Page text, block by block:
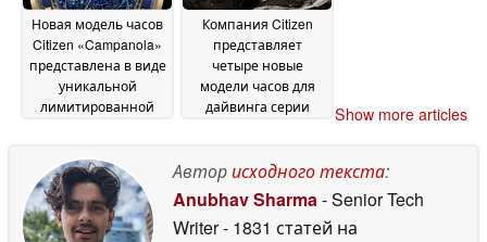
July 2026
Новая модель часов
Citizen «Campanola»
представлена в виде
уникальной
лимитированной
циферблатом,
украшенным 452
звёздами01 July 2026
Компания Citizen
представляет
четыре новые
модели часов для
дайвинга серии
цветовой гамме и с
новым калибром
Eco-Drive E11801 July
2026
Show more articles
Авторисходного текста:
Anubhav Sharma- Senior Tech
Writer- 1831 статей на